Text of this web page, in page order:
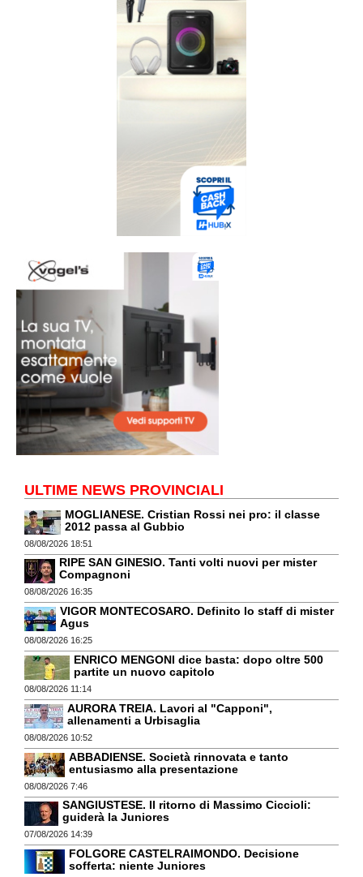
ULTIME NEWS PROVINCIALI
MOGLIANESE. Cristian Rossi nei pro: il classe
2012 passa al Gubbio
08/08/2026 18:51
RIPE SAN GINESIO. Tanti volti nuovi per mister
Compagnoni
08/08/2026 16:35
VIGOR MONTECOSARO. Definito lo staff di mister
Agus
08/08/2026 16:25
ENRICO MENGONI dice basta: dopo oltre 500
partite un nuovo capitolo
08/08/2026 11:14
AURORA TREIA. Lavori al "Capponi",
allenamenti a Urbisaglia
08/08/2026 10:52
ABBADIENSE. Società rinnovata e tanto
entusiasmo alla presentazione
08/08/2026 7:46
SANGIUSTESE. Il ritorno di Massimo Ciccioli:
guiderà la Juniores
07/08/2026 14:39
FOLGORE CASTELRAIMONDO. Decisione
sofferta: niente Juniores